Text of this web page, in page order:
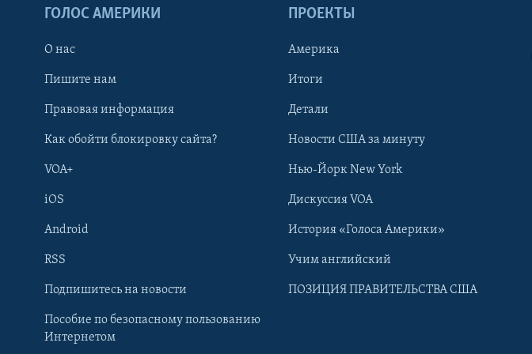
Learning English
ГОЛОС АМЕРИКИ
О нас
Пишите нам
Правовая информация
Как обойти блокировку сайта?
VOA+
iOS
Android
RSS
Подпишитесь на новости
Пособие по безопасному пользованию
Интернетом
ПРОЕКТЫ
Америка
Итоги
Детали
Новости США за минуту
Нью-Йорк New York
Дискуссия VOA
История «Голоса Америки»
Учим английский
ПОЗИЦИЯ ПРАВИТЕЛЬСТВА США